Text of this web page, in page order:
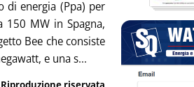
di energia (Ppa) per
MW in Spagna,
Bee che consiste
e una s...